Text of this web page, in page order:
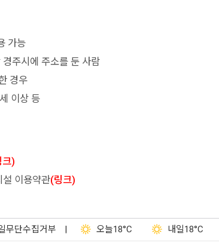
가능
주시에 주소를 둔 사람
경우
이상 등
크)
설 이용약관(링크)
무단수집거부 | 오늘18°C 내일18°C